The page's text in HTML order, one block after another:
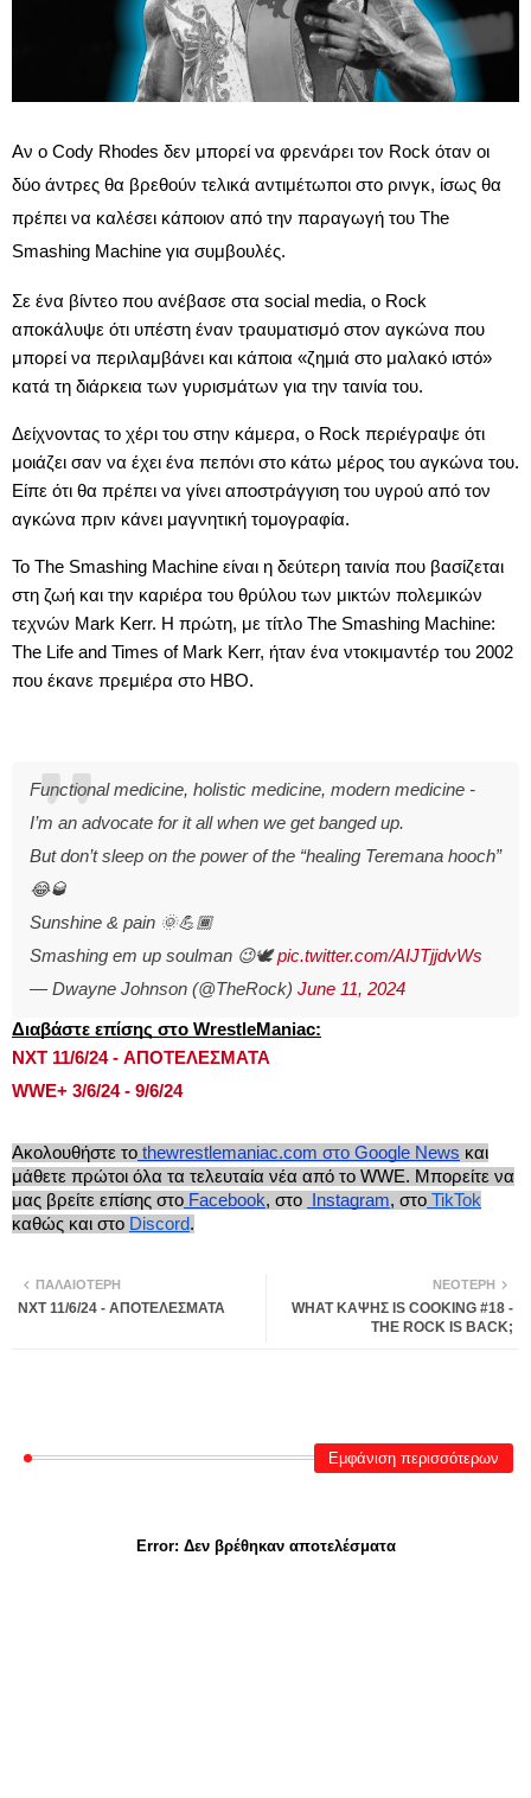
Αν ο Cody Rhodes δεν μπορεί να φρενάρει τον Rock όταν οι
δύο άντρες θα βρεθούν τελικά αντιμέτωποι στο ρινγκ, ίσως θα
πρέπει να καλέσει κάποιον από την παραγωγή του The
Smashing Machine για συμβουλές.
Σε ένα βίντεο που ανέβασε στα social media, ο Rock
αποκάλυψε ότι υπέστη έναν τραυματισμό στον αγκώνα που
μπορεί να περιλαμβάνει και κάποια «ζημιά στο μαλακό ιστό»
κατά τη διάρκεια των γυρισμάτων για την ταινία του.
Δείχνοντας το χέρι του στην κάμερα, ο Rock περιέγραψε ότι
μοιάζει σαν να έχει ένα πεπόνι στο κάτω μέρος του αγκώνα του.
Είπε ότι θα πρέπει να γίνει αποστράγγιση του υγρού από τον
αγκώνα πριν κάνει μαγνητική τομογραφία.
Το The Smashing Machine είναι η δεύτερη ταινία που βασίζεται
στη ζωή και την καριέρα του θρύλου των μικτών πολεμικών
τεχνών Mark Kerr. Η πρώτη, με τίτλο The Smashing Machine:
The Life and Times of Mark Kerr, ήταν ένα ντοκιμαντέρ του 2002
που έκανε πρεμιέρα στο HBO.
Functional medicine, holistic medicine, modern medicine -
I’m an advocate for it all when we get banged up.
But don’t sleep on the power of the “healing Teremana hooch”
😂🥃
Sunshine & pain 🌞💪🏾
Smashing em up soulman 😉🕊️pic.twitter.com/AIJTjjdvWs
— Dwayne Johnson (@TheRock) June 11, 2024
Διαβάστε επίσης στο WrestleManiac:
NXT 11/6/24 - ΑΠΟΤΕΛΕΣΜΑΤΑ
WWE+ 3/6/24 - 9/6/24
Ακολουθήστε το thewrestlemaniac.com στο Google News και
μάθετε πρώτοι όλα τα τελευταία νέα από το WWE. Μπορείτε να
μας βρείτε επίσης στο Facebook, στο Instagram, στο TikTok
καθώς και στο Discord.
ΝΕΌΤΕΡΗ
WHAT ΚΑΨΗΣ IS COOKING #18 -
THE ROCK IS BACK;
ΠΑΛΑΙΌΤΕΡΗ
NXT 11/6/24 - ΑΠΟΤΕΛΕΣΜΑΤΑ
Εμφάνιση περισσότερων
Error: Δεν βρέθηκαν αποτελέσματα